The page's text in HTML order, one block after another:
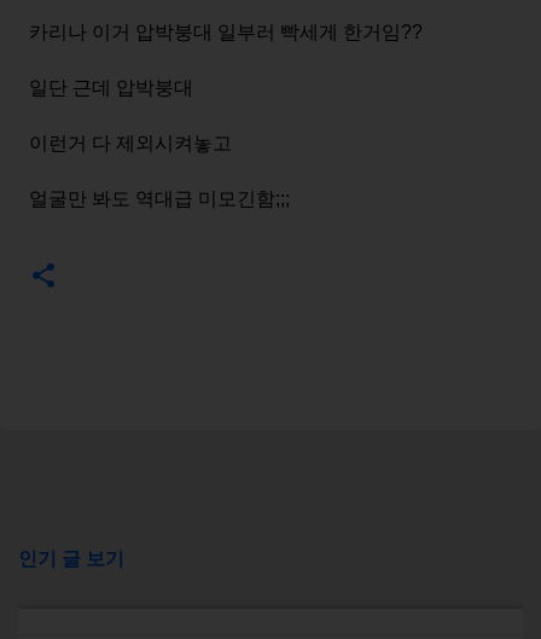
카리나 이거 압박붕대 일부러 빡세게 한거임??
일단 근데 압박붕대
이런거 다 제외시켜놓고
얼굴만 봐도 역대급 미모긴함;;;
인기 글 보기